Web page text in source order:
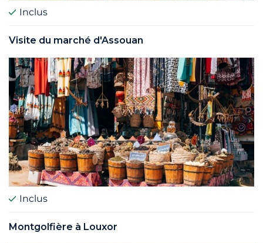
Inclus
Visite du marché d'Assouan
Inclus
Montgolfière à Louxor